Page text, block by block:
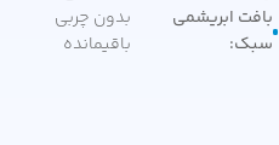
بافت ابریشمی
سبک:
بدون چربی
باقیمانده